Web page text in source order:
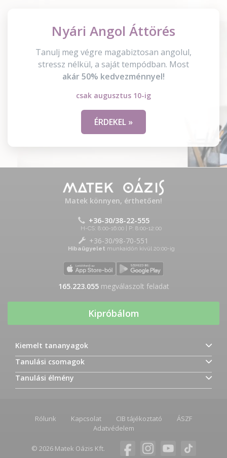
Nyári Angol Áttörés
Tanulj meg végre magabiztosan angolul,
stressz nélkül, a saját tempódban. Most
akár 50% kedvezménnyel!
csak augusztus 10-ig
ÉRDEKEL »
Matek könnyen, érthetően!
+36-30/38-22-555
H-CS: 8:00-16:00 | P: 8:00-12:00
+36-30/98-70-551
Hibaügyelet munkaidőn kívül 20:00-ig
165.223.055megválaszolt feladat
Kipróbálom
Kiemelt tananyagok
Tanulási csomagok
Tanulási élmény
Rólunk Kapcsolat CIB tájékoztató
ÁSZF
Adatvédelem
© 2026 Matek Oázis Kft.